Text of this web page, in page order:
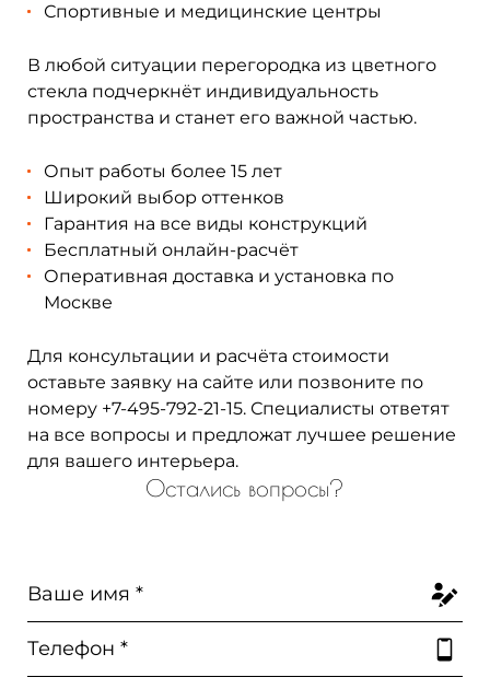
Спортивные и медицинские центры
В любой ситуации перегородка из цветного
стекла подчеркнёт индивидуальность
пространства и станет его важной частью.
Опыт работы более 15 лет
Широкий выбор оттенков
Гарантия на все виды конструкций
Бесплатный онлайн-расчёт
Оперативная доставка и установка по
Москве
Для консультации и расчёта стоимости
оставьте заявку на сайте или позвоните по
номеру +7-495-792-21-15. Специалисты ответят
на все вопросы и предложат лучшее решение
для вашего интерьера.
Остались вопросы?